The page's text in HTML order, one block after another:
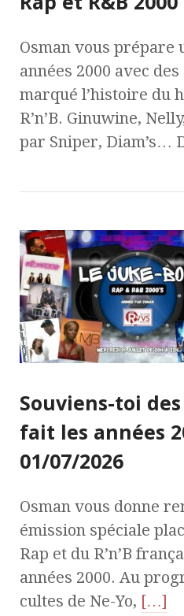
Osman vous prépare
années 2000 avec
marqué l’histoire du
R’n’B. Ginuwine,
par Sniper, Diam’s…
Souviens-toi
fait les années
01/07/2026
Osman vous donne
émission spéciale
Rap et du R’n’B
années 2000. Au
cultes de Ne-Yo, […]